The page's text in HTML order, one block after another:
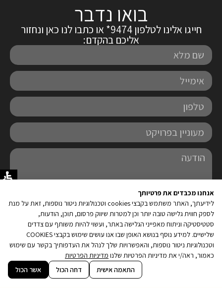
בואו נדבר
חייגו אלינו לטלפון 9474* או כתבו לנו כאן ונחזור
אליכם בהקדם:
שם
מלא
אימייל
טלפון
מעוניין
בפרויקט
הודעה
עם שליחת הטופס, אני מאשר/ת את איסוף, שמירה ושימוש במידע האישי שלי
בהתאםלמדיניות הפרטיות
קובץ
אני מאשר/ת קבלת עדכונים ופרסומים מעמרם אברהם בכל אמצעי תקשורת,
לרבות מסרונים, וואצאפ, ודוא"ל בנוגע לפרויקטים חדשים של החברה או
אנחנו מכבדים את פרטיותך
לידיעתך, האתר משתמש בקבצי cookies וטכנולוגיות ניטור נוספות, זאת על מנת
לספק חווית גלישה טובה יותר וכן למטרות שיווק פרסום, תוכן, הודעות,
סטטיסטיקה וניתוח מאפייני הגלישה באתר, ועשוי להיות משותף עם צדדים
שלישיים. למידע נוסף בנושא האופן שבו אנו עושים שימוש בקבצי COOKIES
וטכנולוגיות ניטור נוספות, והאפשרויות שלך לנהל את העדפותיך בקשר עם שימוש
כאמור, ראה/י את מדיניות הפרטיות שלנו מדיניות הפרטיות
התאמה אישית דחה הכול אשר הכול